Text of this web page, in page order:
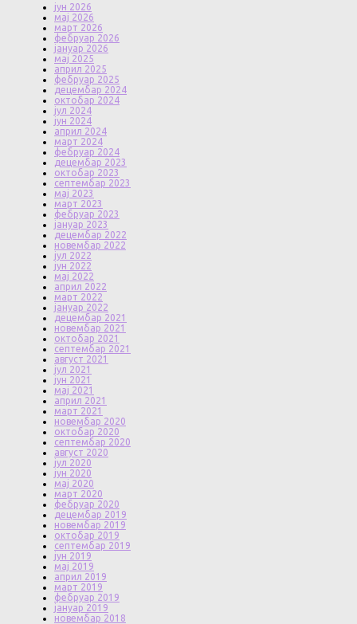
јун 2026
мај 2026
март 2026
фебруар 2026
јануар 2026
мај 2025
април 2025
фебруар 2025
децембар 2024
октобар 2024
јул 2024
јун 2024
април 2024
март 2024
фебруар 2024
децембар 2023
октобар 2023
септембар 2023
мај 2023
март 2023
фебруар 2023
јануар 2023
децембар 2022
новембар 2022
јул 2022
јун 2022
мај 2022
април 2022
март 2022
јануар 2022
децембар 2021
новембар 2021
октобар 2021
септембар 2021
август 2021
јул 2021
јун 2021
мај 2021
април 2021
март 2021
новембар 2020
октобар 2020
септембар 2020
август 2020
јул 2020
јун 2020
мај 2020
март 2020
фебруар 2020
децембар 2019
новембар 2019
октобар 2019
септембар 2019
јун 2019
мај 2019
април 2019
март 2019
фебруар 2019
јануар 2019
новембар 2018